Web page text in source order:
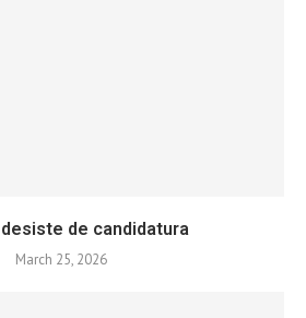
de candidatura
March 25, 2026